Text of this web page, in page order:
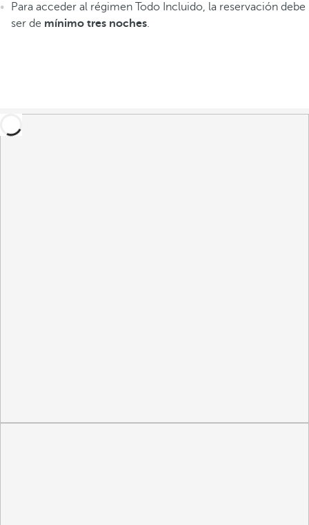
Para acceder al régimen Todo Incluido, la reservación debe
ser de mínimo tres noches.